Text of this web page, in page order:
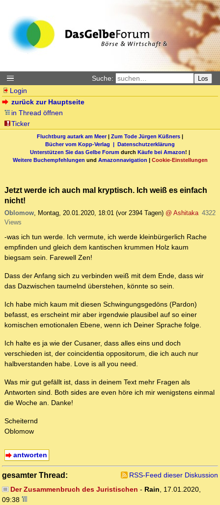
Suche: Los
Login
zurück zur Hauptseite
in Thread öffnen
Ticker
Fluchtburg autark am Meer| Zum Tode Jürgen Küßners |
Bücher vom Kopp-Verlag | Datenschutzerklärung
Unterstützen Sie das Gelbe Forum durch Käufe bei Amazon! |
Weitere Buchempfehlungen und Amazonnavigation | Cookie-Einstellungen
Jetzt werde ich auch mal kryptisch. Ich weiß es einfach
nicht!
Oblomow, Montag, 20.01.2020, 18:01 (vor 2394 Tagen) @ Ashitaka 4322
Views
-was ich tun werde. Ich vermute, ich werde kleinbürgerlich Rache
empfinden und gleich dem kantischen krummen Holz kaum
biegsam sein. Farewell Zen!
Dass der Anfang sich zu verbinden weiß mit dem Ende, dass wir
das Dazwischen taumelnd überstehen, könnte so sein.
Ich habe mich kaum mit diesen Schwingungsgedöns (Pardon)
befasst, es erscheint mir aber irgendwie plausibel auf so einer
komischen emotionalen Ebene, wenn ich Deiner Sprache folge.
Ich halte es ja wie der Cusaner, dass alles eins und doch
verschieden ist, der coincidentia oppositorum, die ich auch nur
halbverstanden habe. Love is all you need.
Was mir gut gefällt ist, dass in deinem Text mehr Fragen als
Antworten sind. Both sides are even höre ich mir wenigstens einmal
die Woche an. Danke!
Scheiternd
Oblomow
antworten
gesamter Thread:
RSS-Feed dieser Diskussion
Der Zusammenbruch des Juristischen - Rain, 17.01.2020,
09:38